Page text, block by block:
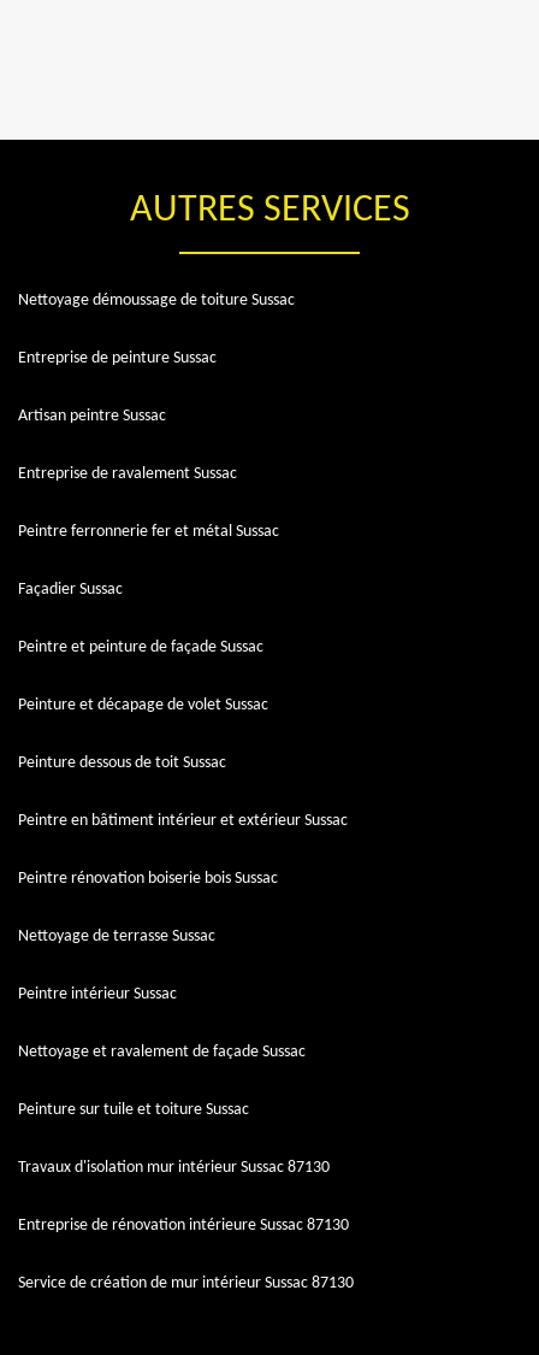
AUTRES SERVICES
Nettoyage démoussage de toiture Sussac
Entreprise de peinture Sussac
Artisan peintre Sussac
Entreprise de ravalement Sussac
Peintre ferronnerie fer et métal Sussac
Façadier Sussac
Peintre et peinture de façade Sussac
Peinture et décapage de volet Sussac
Peinture dessous de toit Sussac
Peintre en bâtiment intérieur et extérieur Sussac
Peintre rénovation boiserie bois Sussac
Nettoyage de terrasse Sussac
Peintre intérieur Sussac
Nettoyage et ravalement de façade Sussac
Peinture sur tuile et toiture Sussac
Travaux d'isolation mur intérieur Sussac 87130
Entreprise de rénovation intérieure Sussac 87130
Service de création de mur intérieur Sussac 87130